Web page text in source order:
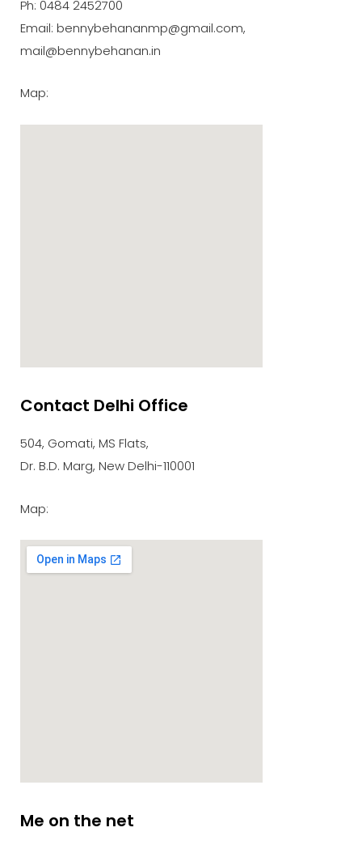
Ph: 0484 2452700
Email: bennybehananmp@gmail.com,
mail@bennybehanan.in
Map:
Contact Delhi Office
504, Gomati, MS Flats,
Dr. B.D. Marg, New Delhi-110001
Map:
Me on the net